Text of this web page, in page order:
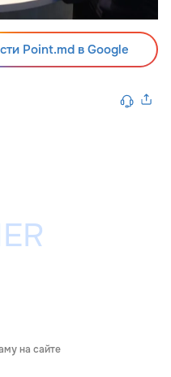
Point.md в Google
на сайте